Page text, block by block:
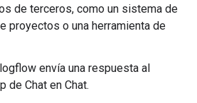
de terceros, como un sistema de
proyectos o una herramienta de
envía una respuesta al
de Chat en Chat.